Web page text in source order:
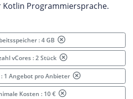
Programmiersprache.
: 4 GB
vCores : 2 Stück
1 Angebot pro Anbieter
Kosten : 10 €